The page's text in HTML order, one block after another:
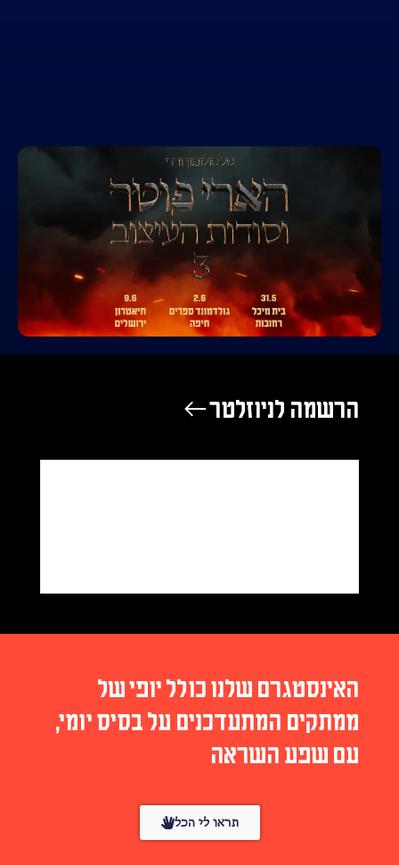
הרשמה לניוזלטר ←
האינסטגרם שלנו כולל יופי של
ממתקים המתעדכנים על בסיס יומי,
עם שפע השראה
תראו לי הכל